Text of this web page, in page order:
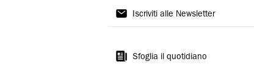
Il
Iscriviti alle Newsletter
Sfoglia il quotidiano